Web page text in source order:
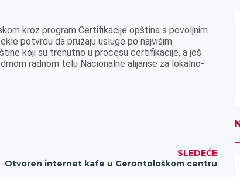
kroz program Certifikacije opština s povoljnim
potvrdu da pružaju usluge po najvišim
koji su trenutno u procesu certifikacije, a još
radnom telu Nacionalne alijanse za lokalno-
SLEDEĆE
Otvoren internet kafe u Gerontološkom centru